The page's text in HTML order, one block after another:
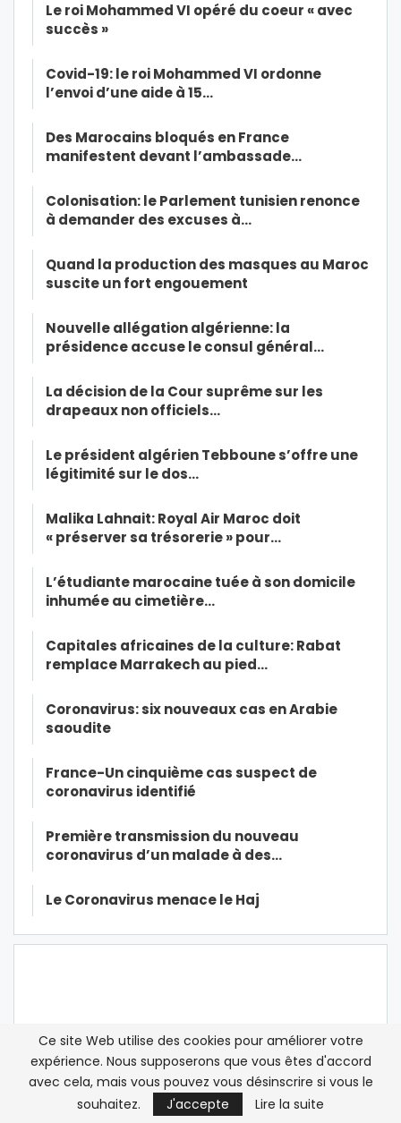
Le roi Mohammed VI opéré du coeur « avec
succès »
Covid-19: le roi Mohammed VI ordonne
l’envoi d’une aide à 15…
Des Marocains bloqués en France
manifestent devant l’ambassade…
Colonisation: le Parlement tunisien renonce
à demander des excuses à…
Quand la production des masques au Maroc
suscite un fort engouement
Nouvelle allégation algérienne: la
présidence accuse le consul général…
La décision de la Cour suprême sur les
drapeaux non officiels…
Le président algérien Tebboune s’offre une
légitimité sur le dos…
Malika Lahnait: Royal Air Maroc doit
« préserver sa trésorerie » pour…
L’étudiante marocaine tuée à son domicile
inhumée au cimetière…
Capitales africaines de la culture: Rabat
remplace Marrakech au pied…
Coronavirus: six nouveaux cas en Arabie
saoudite
France-Un cinquième cas suspect de
coronavirus identifié
Première transmission du nouveau
coronavirus d’un malade à des…
Le Coronavirus menace le Haj
Ce site Web utilise des cookies pour améliorer votre
expérience. Nous supposerons que vous êtes d'accord
avec cela, mais vous pouvez vous désinscrire si vous le
souhaitez.
J'accepte Lire la suite